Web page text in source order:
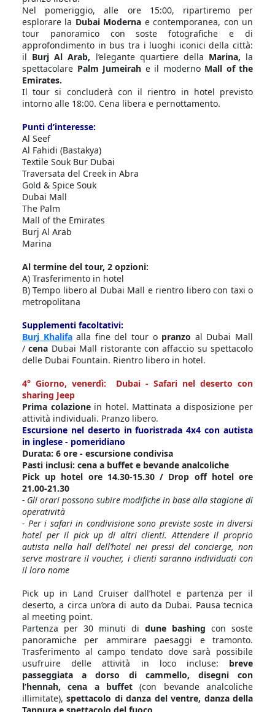
Nel pomeriggio, alle ore 15:00, ripartiremo per
esplorare la Dubai Moderna e contemporanea, con un
tour panoramico con soste fotografiche e di
approfondimento in bus tra i luoghi iconici della città:
il Burj Al Arab, l’elegante quartiere della Marina, la
spettacolare Palm Jumeirah e il moderno Mall of the
Emirates.
Il tour si concluderà con il rientro in hotel previsto
intorno alle 18:00. Cena libera e pernottamento.
Punti d’interesse:
Al Seef
Al Fahidi (Bastakya)
Textile Souk Bur Dubai
Traversata del Creek in Abra
Gold & Spice Souk
Dubai Mall
The Palm
Mall of the Emirates
Burj Al Arab
Marina
Al termine del tour, 2 opzioni:
A) Trasferimento in hotel
B) Tempo libero al Dubai Mall e rientro libero con taxi o
metropolitana
Supplementi facoltativi:
Burj Khalifaalla fine del tour o pranzo al Dubai Mall
/cena Dubai Mall ristorante con affaccio su spettacolo
delle Dubai Fountain. Rientro libero in hotel.
4° Giorno, venerdì: Dubai - Safari nel deserto con
sharing Jeep
Prima colazionein hotel. Mattinata a disposizione per
attività individuali. Pranzo libero.
Escursione nel deserto in fuoristrada 4x4 con autista
in inglese - pomeridiano
Durata: 6 ore - escursione condivisa
Pasti inclusi: cena a buffet e bevande analcoliche
Pick up hotel ore 14.30-15.30 / Drop off hotel ore
21.00-21.30
- Gli orari possono subire modifiche in base alla stagione di
operatività
- Per i safari in condivisione sono previste soste in diversi
hotel per il pick up di altri clienti. Attendere il proprio
autista nella hall dell’hotel nei pressi del concierge, non
serve mostrare il voucher, i clienti saranno individuati con
il loro nome
Pick up in Land Cruiser dall’hotel e partenza per il
deserto, a circa un’ora di auto da Dubai. Pausa tecnica
al meeting point.
Partenza per 30 minuti di dune bashing con soste
panoramiche per ammirare paesaggi e tramonto.
Trasferimento al campo tendato dove sarà possibile
usufruire delle attività in loco incluse: breve
passeggiata a dorso di cammello, disegni con
l’hennah, cena a buffet (con bevande analcoliche
illimitate),spettacolo di danza del ventre, danza della